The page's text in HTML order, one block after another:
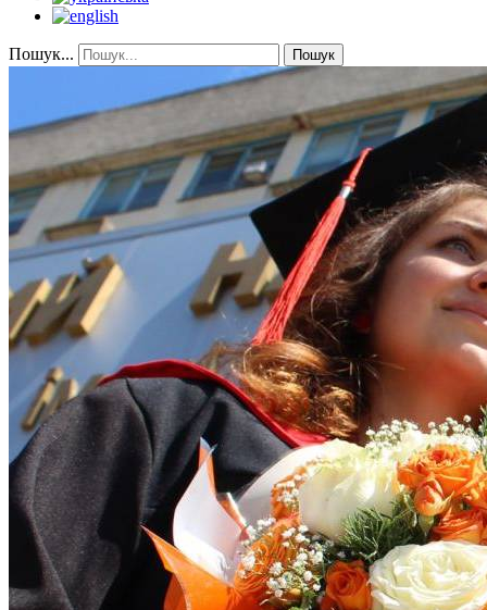
Пошук... Пошук